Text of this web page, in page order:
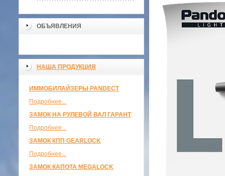
ОБЪЯВЛЕНИЯ
НАША ПРОДУКЦИЯ
ИММОБИЛАЙЗЕРЫ PANDECT
Подробнее...
ЗАМОК НА РУЛЕВОЙ ВАЛ ГАРАНТ
Подробнее...
ЗАМОК КПП GEARLOCK
Подробнее...
ЗАМОК КАПОТА MEGALOCK